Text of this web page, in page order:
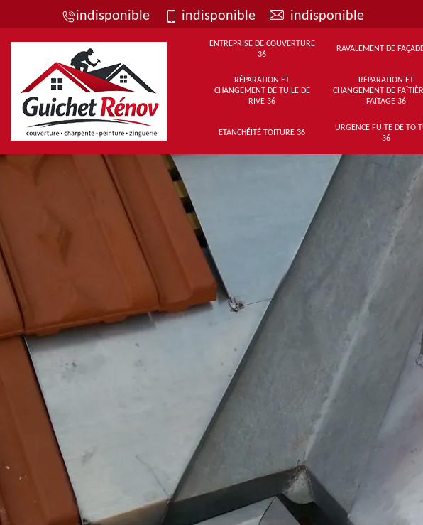
indisponible indisponible indisponible
ENTREPRISE DE COUVERTURE
36
RAVALEMENT DE
RÉPARATION ET
CHANGEMENT DE TUILE DE
RIVE 36
RÉPARATION ET
CHANGEMENT DE
FAÎTAGE 36
ETANCHÉITÉ TOITURE 36
URGENCE FUITE DE
36